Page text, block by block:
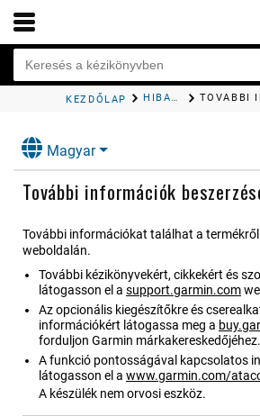
KEZDŐLAP HIBAELHÁRÍTÁS
Magyar
További információk
További információkat találhat a
weboldalán.
További kézikönyvekért, cikkekért és
látogasson el a support.garmin.com
Az opcionális kiegészítőkre és
információkért látogassa meg a
forduljon Garmin márkakereskedőjéhez.
A funkció pontosságával kapcsolatos
látogasson el a www.garmin.com/
A készülék nem orvosi eszköz.